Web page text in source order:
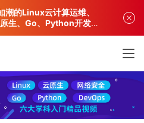
潮的Linux云计算运维、
生、Go、Python开发专